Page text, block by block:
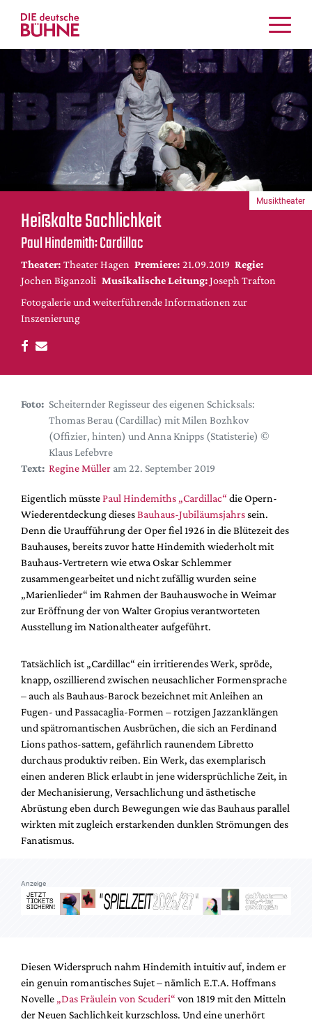
Kritiken
Schauspiel
Musiktheater
Tanz
Crossover
Bühnenwelt
Festivals & Veranstaltungen
Menschen & Theater
Themen
Internationales
Nachrufe
Medientipps
DdB-map
Kalender
Premierensuche
Hefte
Alle Hefte
Leseproben
Service
Shop / Abo
Newsletter
Redaktion
Autor:innen
Partner
Mediadaten
Suche
Heißkalte Sachlichkeit
Paul Hindemith: Cardillac
Theater: Theater Hagen Premiere: 21.09.2019 Regie:
Jochen Biganzoli Musikalische Leitung: Joseph Trafton
Fotogalerie und weiterführende Informationen zur
Inszenierung
Musiktheater
Foto: Scheiternder Regisseur des eigenen Schicksals:
Thomas Berau (Cardillac) mit Milen Bozhkov
(Offizier, hinten) und Anna Knipps (Statisterie) ©
Klaus Lefebvre
Text: Regine Müller am 22. September 2019
Eigentlich müsstePaul Hindemiths „Cardillac“ die Opern-
Wiederentdeckung diesesBauhaus-Jubiläumsjahrssein.
Denn die Uraufführung der Oper fiel 1926 in die Blütezeit des
Bauhauses, bereits zuvor hatte Hindemith wiederholt mit
Bauhaus-Vertretern wie etwa Oskar Schlemmer
zusammengearbeitet und nicht zufällig wurden seine
„Marienlieder“ im Rahmen der Bauhauswoche in Weimar
zur Eröffnung der von Walter Gropius verantworteten
Ausstellung im Nationaltheater aufgeführt.
Tatsächlich ist „Cardillac“ ein irritierendes Werk, spröde,
knapp, oszillierend zwischen neusachlicher Formensprache
– auch als Bauhaus-Barock bezeichnet mit Anleihen an
Fugen- und Passacaglia-Formen – rotzigen Jazzanklängen
und spätromantischen Ausbrüchen, die sich an Ferdinand
Lions pathos-sattem, gefährlich raunendem Libretto
durchaus produktiv reiben. Ein Werk, das exemplarisch
einen anderen Blick erlaubt in jene widersprüchliche Zeit, in
der Mechanisierung, Versachlichung und ästhetische
Abrüstung eben durch Bewegungen wie das Bauhaus parallel
wirkten mit zugleich erstarkenden dunklen Strömungen des
Fanatismus.
Anzeige
Diesen Widerspruch nahm Hindemith intuitiv auf, indem er
ein genuin romantisches Sujet – nämlich E.T.A. Hoffmans
Novelle „Das Fräulein von Scuderi“ von 1819 mit den Mitteln
der Neuen Sachlichkeit kurzschloss. Und eine unerhört